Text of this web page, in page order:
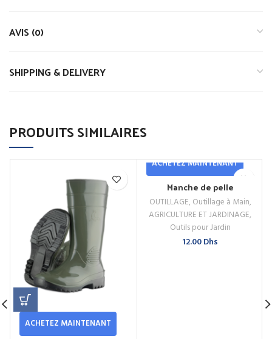
AVIS (0)
SHIPPING & DELIVERY
PRODUITS SIMILAIRES
ACHETEZ MAINTENANT
ACHETEZ MAINTENANT
Manche de pelle
OUTILLAGE, Outillage à Main,
AGRICULTURE ET JARDINAGE,
Outils pour Jardin
12.00Dhs